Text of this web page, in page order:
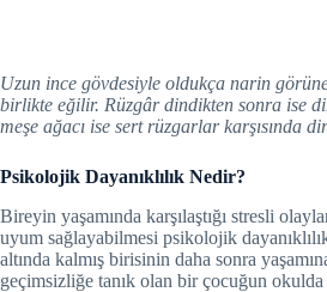
(Japon
Uzun ince gövdesiyle oldukça narin
birlikte eğilir. Rüzgâr dindikten sonra ise
meşe ağacı ise sert rüzgarlar karşısında
Psikolojik Dayanıklılık Nedir?
Bireyin yaşamında karşılaştığı stresli
uyum sağlayabilmesi psikolojik
altında kalmış birisinin daha sonra
geçimsizliğe tanık olan bir çocuğun